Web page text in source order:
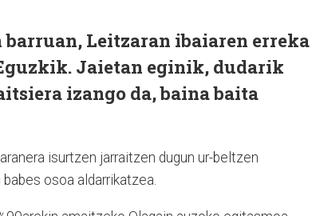
Leitzaran ibaiaren erreka
Jaietan eginik, dudarik
izango da, baina baita
isurtzen jarraitzen dugun ur-beltzen
osoa aldarrikatzea.